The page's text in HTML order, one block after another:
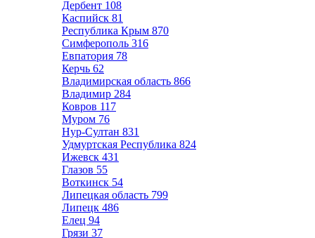
Дербент 108
Каспийск 81
Республика Крым 870
Симферополь 316
Евпатория 78
Керчь 62
Владимирская область 866
Владимир 284
Ковров 117
Муром 76
Нур-Султан 831
Удмуртская Республика 824
Ижевск 431
Глазов 55
Воткинск 54
Липецкая область 799
Липецк 486
Елец 94
Грязи 37